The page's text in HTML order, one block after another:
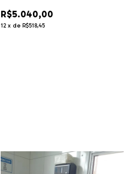
R$5.040,00
12 x de R$518,45